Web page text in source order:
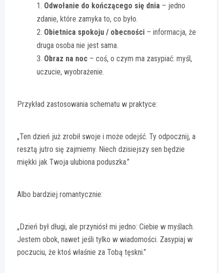
Odwołanie do kończącego się dnia – jedno
zdanie, które zamyka to, co było.
Obietnica spokoju / obecności – informacja, że
druga osoba nie jest sama.
Obraz na noc – coś, o czym ma zasypiać: myśl,
uczucie, wyobrażenie.
Przykład zastosowania schematu w praktyce:
„Ten dzień już zrobił swoje i może odejść. Ty odpocznij, a
resztą jutro się zajmiemy. Niech dzisiejszy sen będzie
miękki jak Twoja ulubiona poduszka.”
Albo bardziej romantycznie:
„Dzień był długi, ale przyniósł mi jedno: Ciebie w myślach.
Jestem obok, nawet jeśli tylko w wiadomości. Zasypiaj w
poczuciu, że ktoś właśnie za Tobą tęskni.”